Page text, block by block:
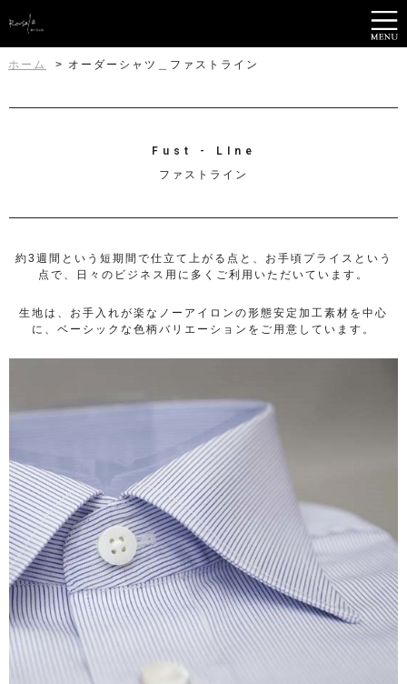
ホーム オーダーシャツ＿ファストライン
Fust - LIne
ファストライン
約3週間という短期間で仕立て上がる点と、お手頃プライスという
点で、日々のビジネス用に多くご利用いただいています。
生地は、お手入れが楽なノーアイロンの形態安定加工素材を中心
に、ベーシックな色柄バリエーションをご用意しています。